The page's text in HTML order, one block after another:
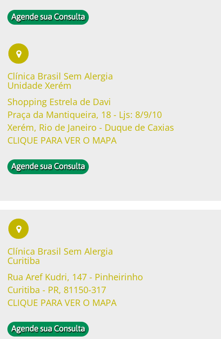
Clínica Brasil Sem Alergia
Unidade Xerém
Shopping Estrela de Davi
Praça da Mantiqueira, 18 - Ljs: 8/9/10
Xerém, Rio de Janeiro - Duque de Caxias
CLIQUE PARA VER O MAPA
Clínica Brasil Sem Alergia
Curitiba
Rua Aref Kudri, 147 - Pinheirinho
Curitiba - PR, 81150-317
CLIQUE PARA VER O MAPA